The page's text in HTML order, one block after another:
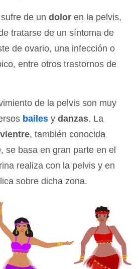
de un dolor en la pelvis,
tratarse de un síntoma de
de ovario, una infección o
entre otros trastornos de
de la pelvis son muy
bailes y danzas. La
, también conocida
, se basa en gran parte en el
realiza con la pelvis y en
sobre dicha zona.